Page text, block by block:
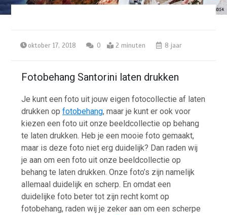
oktober 17, 2018 0 2 minuten 8 jaar
Fotobehang Santorini laten drukken
Je kunt een foto uit jouw eigen fotocollectie af laten
drukken opfotobehang, maar je kunt er ook voor
kiezen een foto uit onze beeldcollectie op behang
te laten drukken. Heb je een mooie foto gemaakt,
maar is deze foto niet erg duidelijk? Dan raden wij
je aan om een foto uit onze beeldcollectie op
behang te laten drukken. Onze foto’s zijn namelijk
allemaal duidelijk en scherp. En omdat een
duidelijke foto beter tot zijn recht komt op
fotobehang, raden wij je zeker aan om een scherpe